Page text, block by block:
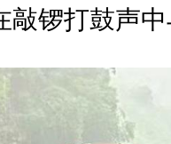
锣打鼓声